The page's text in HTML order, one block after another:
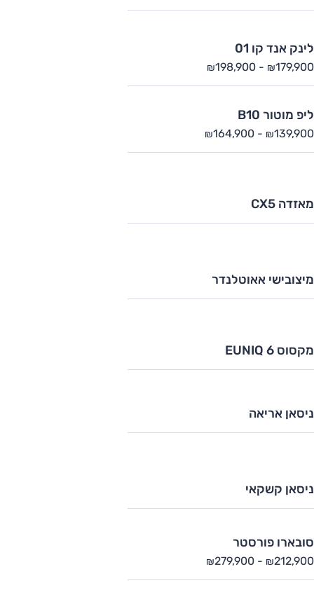
לינק אנד קו 01
₪179,900
-
₪198,900
ליפ מוטור B10
₪139,900
-
₪164,900
מאזדה CX5
מיצובישי אאוטלנדר
מקסוס EUNIQ 6
ניסאן אריאה
ניסאן קשקאי
סובארו פורסטר
₪212,900
-
₪279,900